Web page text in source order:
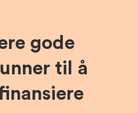
gode
til å